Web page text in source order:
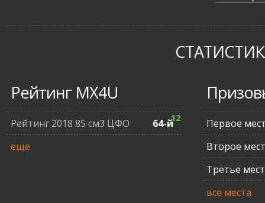
Рейтинг MX4U
Рейтинг 2018 85 см3 ЦФО 64-й12
еще
Первое
Второе
Третье
все места